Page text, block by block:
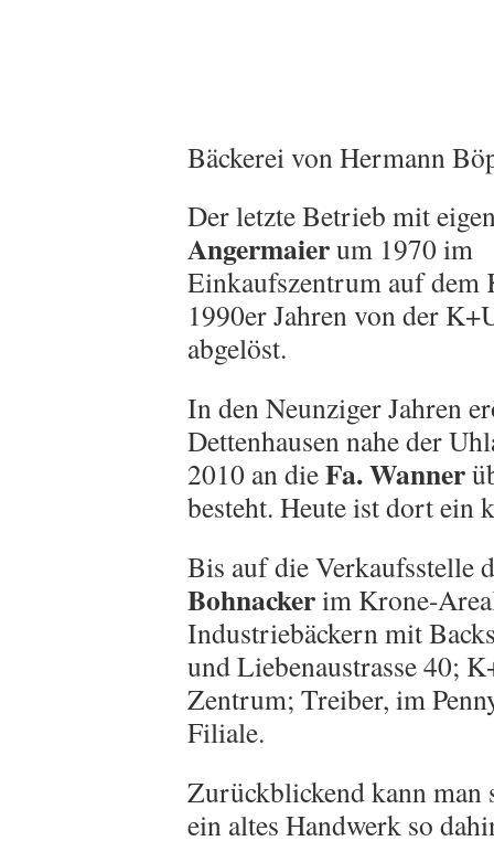
Bäckerei von Hermann
Der letzte Betrieb mit
Angermaierum 1970 im
Einkaufszentrum auf dem
1990er Jahren von der
abgelöst.
In den Neunziger Jahren
Dettenhausen nahe der
2010 an dieFa. Wanner
besteht. Heute ist dort ein
Bis auf die Verkaufsstelle
Bohnackerim Krone-
Industriebäckern mit
und Liebenaustrasse 40;
Zentrum; Treiber, im
Filiale.
Zurückblickend kann man
ein altes Handwerk so